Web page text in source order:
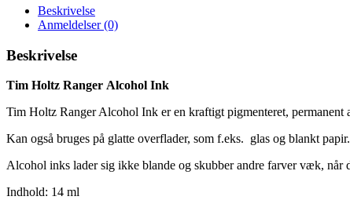
Beskrivelse
Anmeldelser (0)
Beskrivelse
Tim Holtz Ranger Alcohol Ink
Tim Holtz Ranger Alcohol Ink er en kraftigt pigmenteret,
Kan også bruges på glatte overflader, som f.eks. glas og blankt papir.
Alcohol inks lader sig ikke blande og skubber andre farver væk, når
Indhold: 14 ml